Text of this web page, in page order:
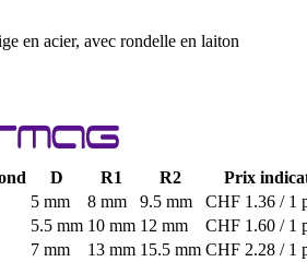
en acier, avec rondelle en laiton
D R1 R2
Prix
5 mm 8 mm 9.5 mm
CHF 1.36 / 1
5.5 mm 10 mm 12 mm
CHF 1.60 / 1
7 mm 13 mm 15.5 mm CHF 2.28 / 1